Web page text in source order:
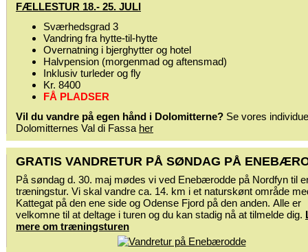
FÆLLESTUR 18.- 25. JULI
Sværhedsgrad 3
Vandring fra hytte-til-hytte
Overnatning i bjerghytter og hotel
Halvpension (morgenmad og aftensmad)
Inklusiv turleder og fly
Kr. 8400
FÅ PLADSER
Vil du vandre på egen hånd i Dolomitterne? Se vores
Dolomitternes Val di Fassa her
GRATIS VANDRETUR PÅ SØNDAG PÅ
På søndag d. 30. maj mødes vi ved Enebærodde på Nordfyn til
træningstur. Vi skal vandre ca. 14. km i et naturskønt område
Kattegat på den ene side og Odense Fjord på den anden. Alle er
velkomne til at deltage i turen og du kan stadig nå at tilmelde dig.
mere om træningsturen